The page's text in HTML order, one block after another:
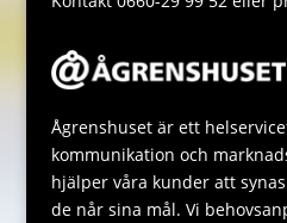
Ågrenshuset är ett
kommunikation och
hjälper våra kunder att
de når sina mål. Vi